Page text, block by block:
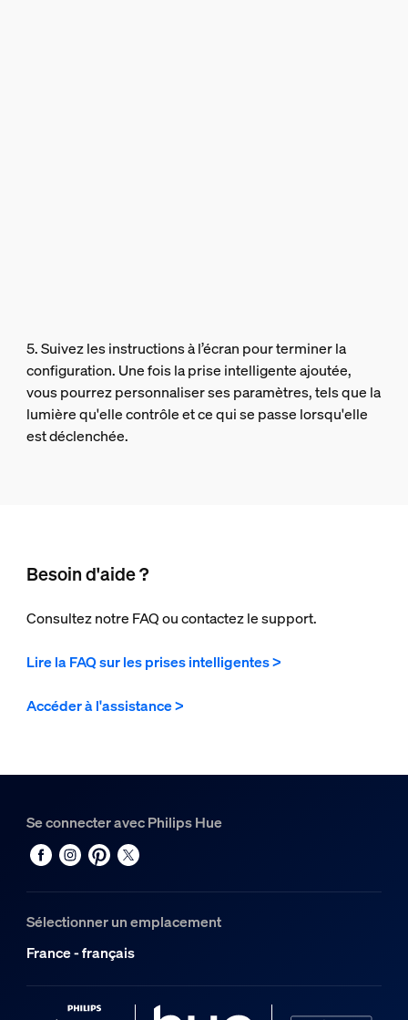
5. Suivez les instructions à l’écran pour terminer la
configuration. Une fois la prise intelligente ajoutée,
vous pourrez personnaliser ses paramètres, tels que la
lumière qu'elle contrôle et ce qui se passe lorsqu'elle
est déclenchée.
Besoin d'aide ?
Consultez notre FAQ ou contactez le support.
Lire la FAQ sur les prises intelligentes >
Accéder à l'assistance >
Se connecter avec Philips Hue
Sélectionner un emplacement
France - français